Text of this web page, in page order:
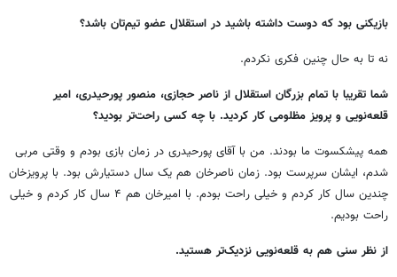
بازیکنی بود که دوست داشته باشید در استقلال عضو تیم‌تان باشد؟
نه تا به حال چنین فکری نکردم.
شما تقریبا با تمام بزرگان استقلال از ناصر حجازی، منصور پورحیدری، امیر
قلعه‌نویی و پرویز مظلومی کار کردید. با چه کسی راحت‌تر بودید؟
همه پیشکسوت ما بودند. من با آقای پورحیدری در زمان بازی بودم و وقتی مربی
شدم، ایشان سرپرست بود. زمان ناصرخان هم یک سال دستیارش بود. با پرویزخان
چندین سال کار کردم و خیلی راحت بودم. با امیرخان هم ۴ سال کار کردم و خیلی
راحت بودیم.
از نظر سنی هم به قلعه‌نویی نزدیک‌تر هستید.